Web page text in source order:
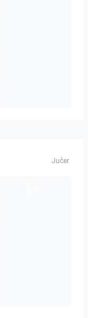
Jučer